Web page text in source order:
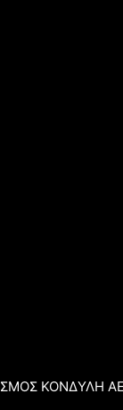
ΚΟΝΔΥΛΗ